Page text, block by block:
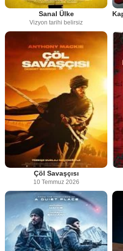
Sanal Ülke
Vizyon tarihi belirsiz
Çöl Savaşçısı
10 Temmuz 2026